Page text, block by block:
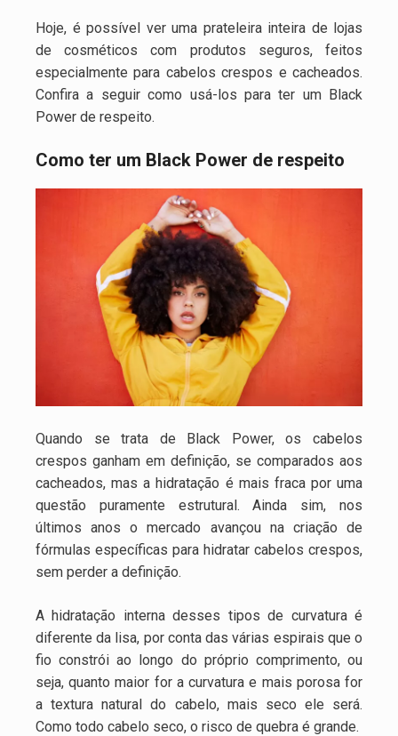
Hoje, é possível ver uma prateleira inteira de lojas
de cosméticos com produtos seguros, feitos
especialmente para cabelos crespos e cacheados.
Confira a seguir como usá-los para ter um Black
Power de respeito.
Como ter um Black Power de respeito
Quando se trata de Black Power, os cabelos
crespos ganham em definição, se comparados aos
cacheados, mas a hidratação é mais fraca por uma
questão puramente estrutural. Ainda sim, nos
últimos anos o mercado avançou na criação de
fórmulas específicas para hidratar cabelos crespos,
sem perder a definição.
A hidratação interna desses tipos de curvatura é
diferente da lisa, por conta das várias espirais que o
fio constrói ao longo do próprio comprimento, ou
seja, quanto maior for a curvatura e mais porosa for
a textura natural do cabelo, mais seco ele será.
Como todo cabelo seco, o risco de quebra é grande.